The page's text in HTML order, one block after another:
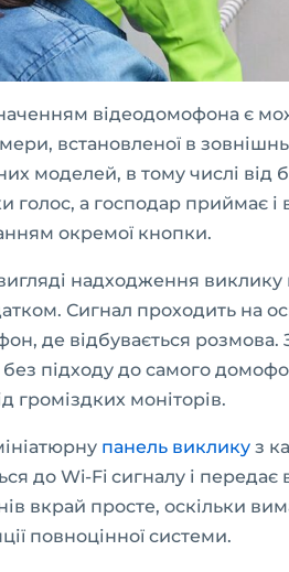
відеодомофона є
встановленої в
моделей, в тому числі від
голос, а господар приймає і
окремої кнопки.
надходження виклику
Сигнал проходить на
де відбувається
підходу до самого
громіздких моніторів.
панель виклику з
до Wi-Fi сигналу і передає
вкрай просте, оскільки
повноцінної системи.